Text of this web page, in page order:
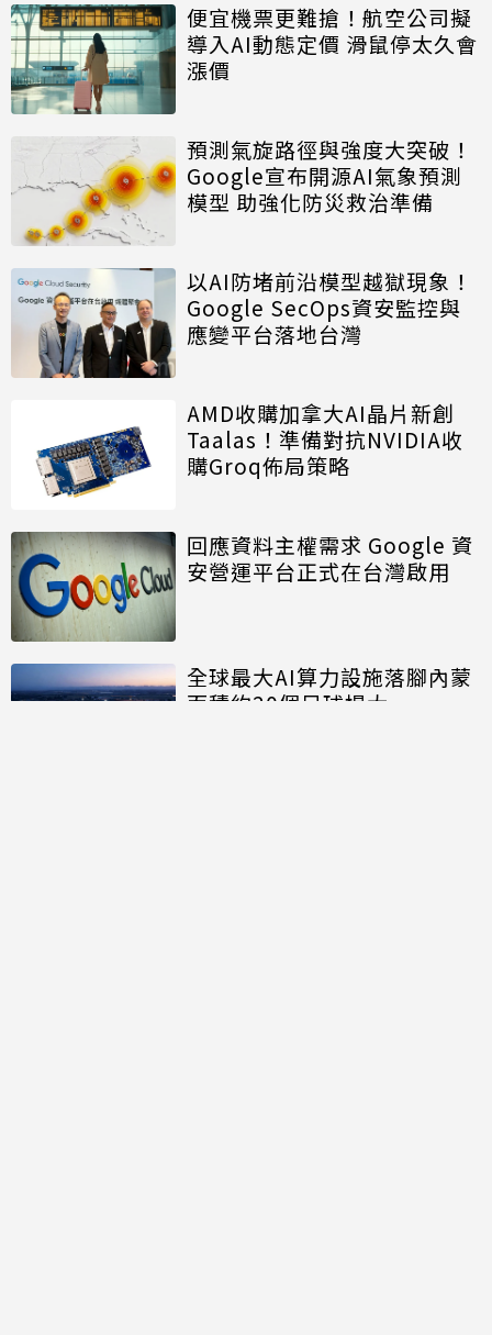
便宜機票更難搶！航空公司擬
導入AI動態定價 滑鼠停太久會
漲價
預測氣旋路徑與強度大突破！
Google宣布開源AI氣象預測
模型 助強化防災救治準備
以AI防堵前沿模型越獄現象！
Google SecOps資安監控與
應變平台落地台灣
AMD收購加拿大AI晶片新創
Taalas！準備對抗NVIDIA收
購Groq佈局策略
回應資料主權需求 Google 資
安營運平台正式在台灣啟用
全球最大AI算力設施落腳內蒙
面積約20個足球場大